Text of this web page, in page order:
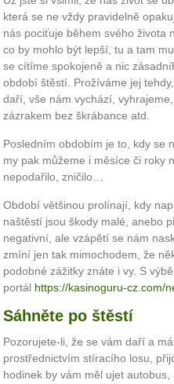
která se ne vždy pravidelně
nás pociťuje během svého života
co by mohlo být lepší, tu a tam
se cítíme spokojeně a nic
období štěstí. Prožíváme jej
daří, vše nám vychází,
zázrakem bez škrábance atd.
Posledním obdobím je to, kdy se
my pak můžeme i měsíce či roky
nepodařilo, zničilo…
Období většinou prolínají, kdy
naštěstí jsou škody malé, anebo
negativní, ale vzápětí se nám
zmíní jen tak mimochodem, že
podobné zážitky znáte i vy. S
portál https://kasinoguru-cz.com/
Sáhněte po štěstí
Pozorujete-li, že se vám daří a
prostřednictvím stíracího losu,
hodinek by vám měl ujet